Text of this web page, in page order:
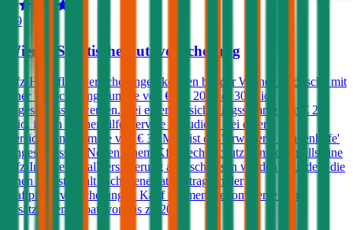
3,9
Wiener Städtische Autoversicherung
Kfz-Haftpflichtversicherungen können bei der Wiener Städtische mit
einer Versicherungssumme von € 10, 20 oder 30 Mio.
abgeschlossen werden. Bei einer Versicherungssumme von € 20
Mio. ist ein Pannenhilfe-Service inkludiert. Bei einer
Versicherungssumme von € 30 Mio. ist die 'Erweiterte Pannenhilfe'
eingeschlossen. Neben einem Kfz-Rechtsschutz kann ebenfalls eine
Kfz-Insassenunfallversicherung abgeschlossen werden. Kunden, die
einen Selbstbehalt (Schadenersatzbeitrag) in der
Haftpflichtversicherung in Kauf nehmen, bekommen einen
zusätzlichen Rabatt von bis zu 20%.